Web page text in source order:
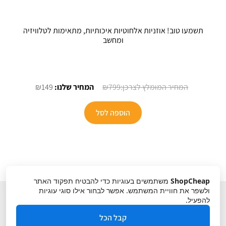
תשמעו טוב! אוזניות אלחוטיות איכותיות, מתאימות לטלוויזיה
ומחשב
₪799
המחיר
המקורי
היה:
₪799.
₪149
הוספה לסל
ShopCheap משתמשים בעוגיות כדי להבטיח תפקוד האתר
ולשפר את חוויית המשתמש. אפשר לבחור אילו סוגי עוגיות
להפעיל.
קבל הכל